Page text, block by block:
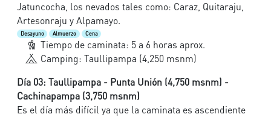
Jatuncocha, los nevados tales como: Caraz, Quitaraju,
Artesonraju y Alpamayo.
Desayuno Almuerzo Cena
Tiempo de caminata: 5 a 6 horas aprox.
Camping: Taullipampa (4,250 msnm)
Día 03: Taullipampa - Punta Unión (4,750 msnm) -
Cachinapampa (3,750 msnm)
Es el día más difícil ya que la caminata es ascendiente